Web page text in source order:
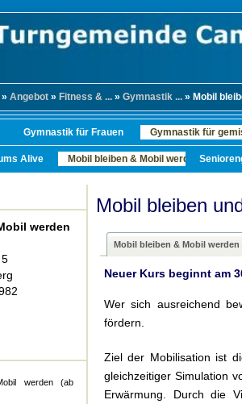
» Angebot » Fitness & ... » Gymnastik ... » Mobil
Gymnastik für Frauen Gymnastik für
Alive Mobil bleiben & Mobil werden
werden
werden (ab
Mobil bleiben
Mobil bleiben & Mobil werden
Neuer Kurs beginnt am
Wer sich ausreichend
fördern.
Ziel der Mobilisation ist
gleichzeitiger Simulation
Erwärmung. Durch die